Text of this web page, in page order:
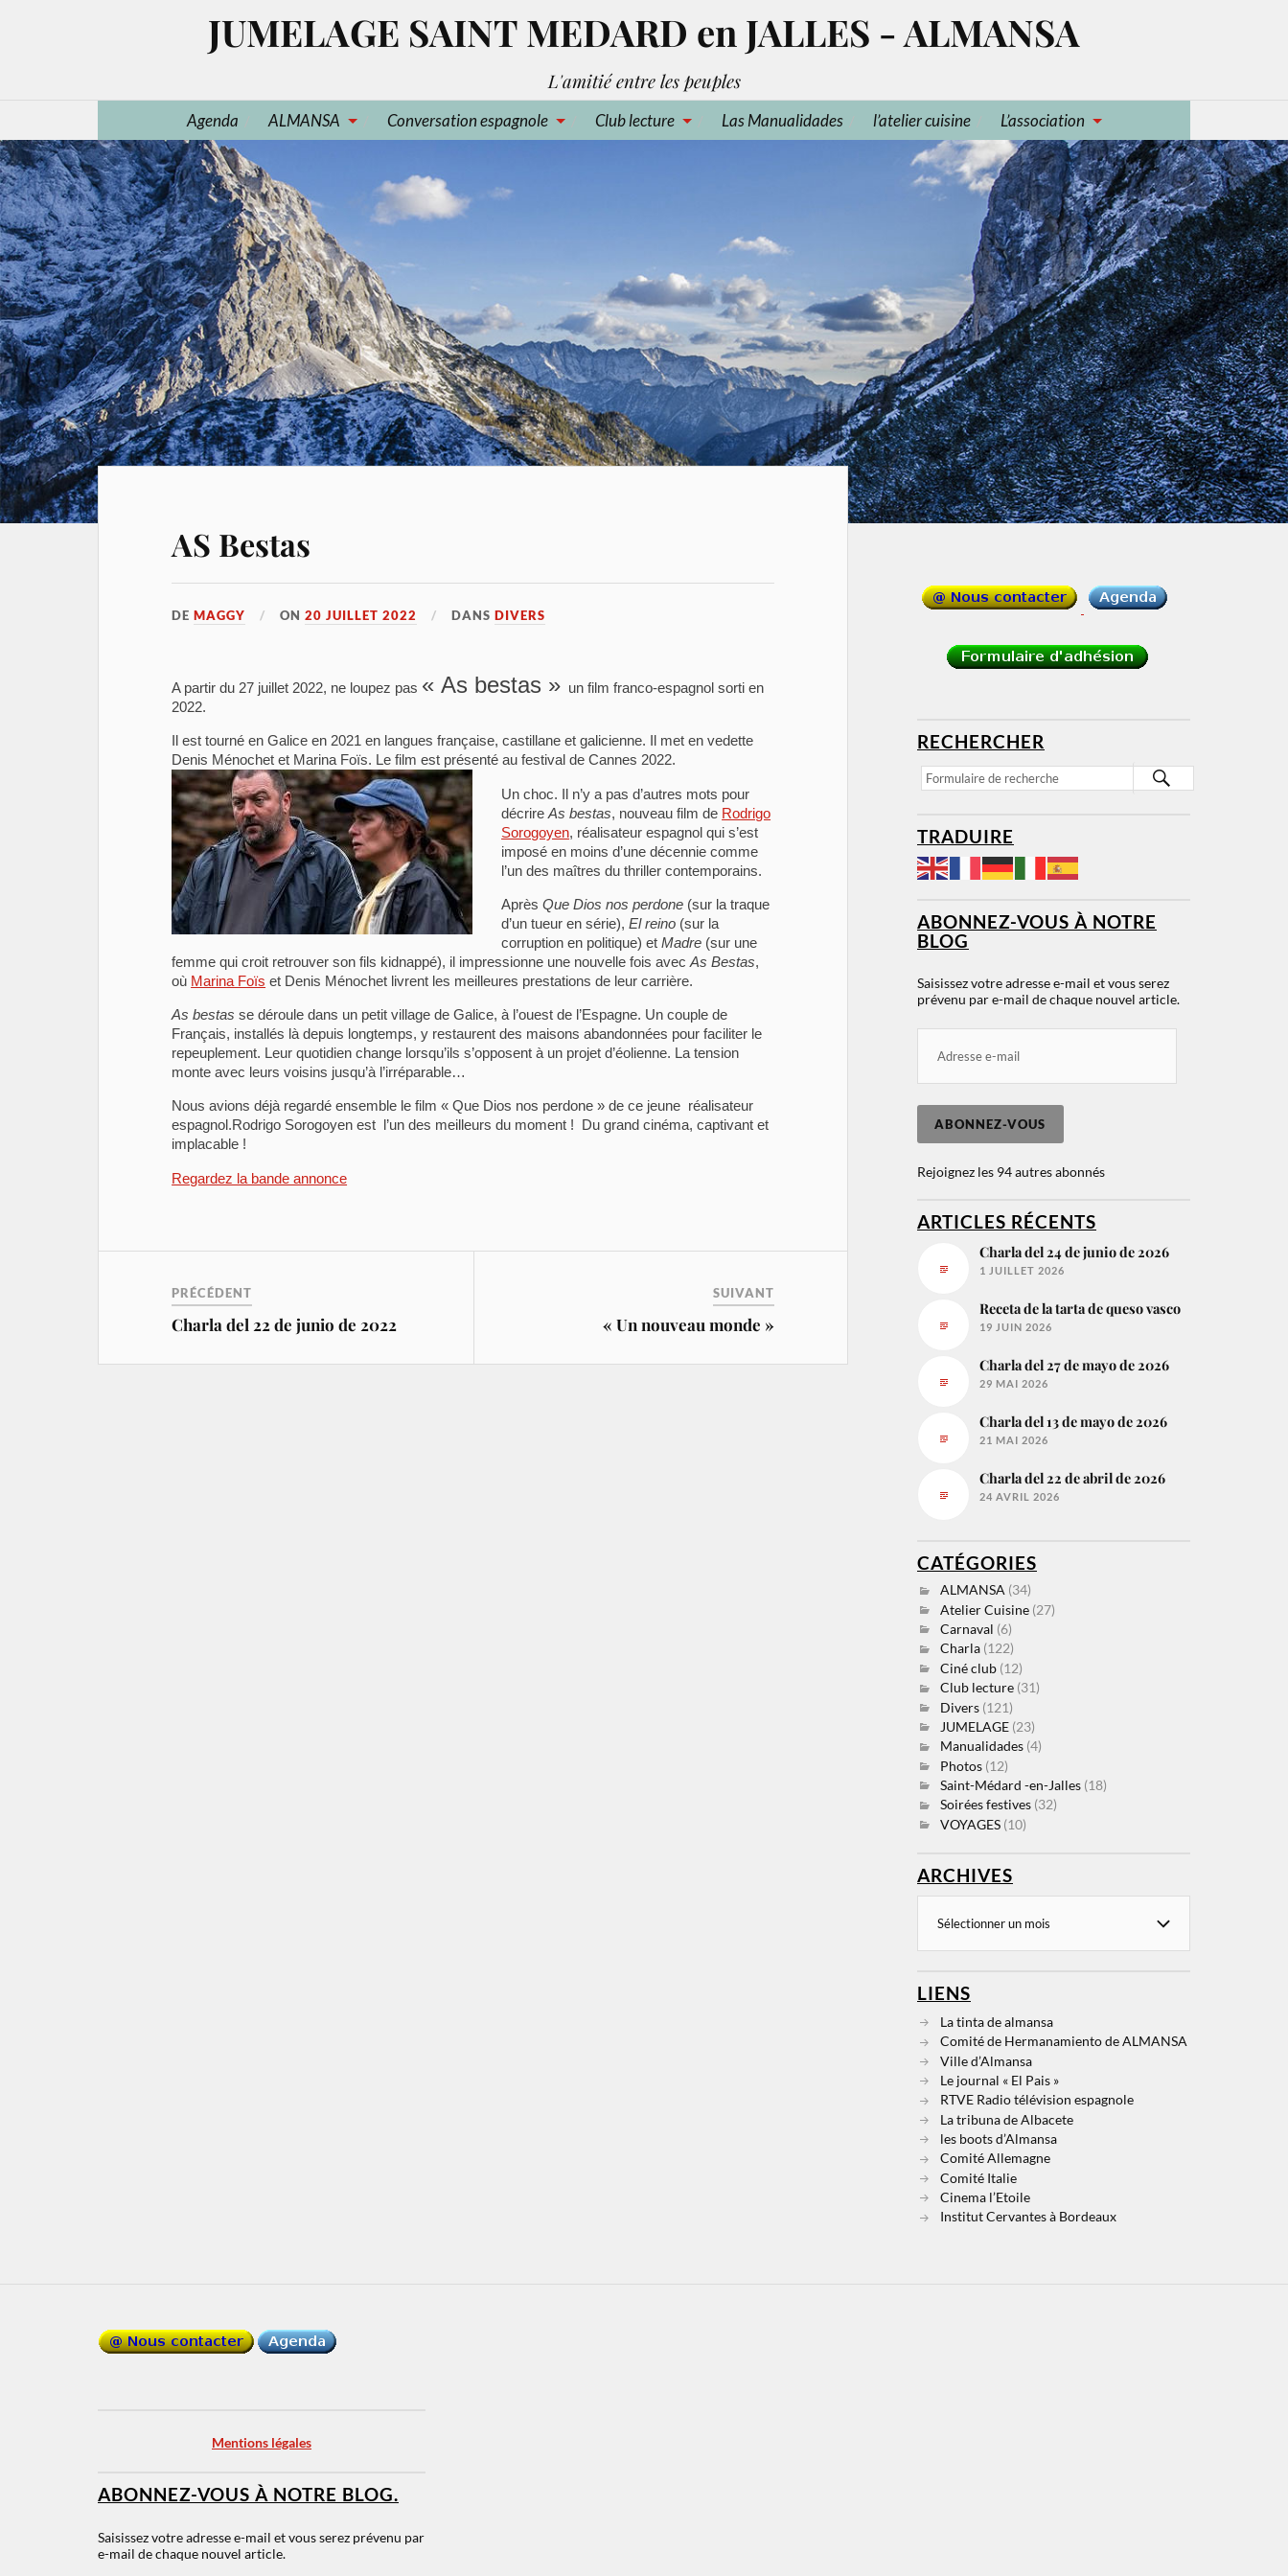
JUMELAGE SAINT MEDARD en JALLES - ALMANSA
L'amitié entre les peuples
Agenda ALMANSA Conversation espagnole Club lecture Las Manualidades l’atelier cuisine L’association
AS Bestas
DEMAGGY ON20 JUILLET 2022 DANSDIVERS
A partir du 27 juillet 2022, ne loupez pas « As bestas » un film franco-espagnol sorti en
2022.
Il est tourné en Galice en 2021 en langues française, castillane et galicienne. Il met en vedette
Denis Ménochet et Marina Foïs. Le film est présenté au festival de Cannes 2022.
Un choc. Il n’y a pas d’autres mots pour
décrireAs bestas, nouveau film de Rodrigo
Sorogoyen, réalisateur espagnol qui s’est
imposé en moins d’une décennie comme
l’un des maîtres du thriller contemporains.
AprèsQue Dios nos perdone (sur la traque
d’un tueur en série),El reino (sur la
corruption en politique) etMadre (sur une
femme qui croit retrouver son fils kidnappé), il impressionne une nouvelle fois avecAs Bestas,
où Marina Foïs et Denis Ménochet livrent les meilleures prestations de leur carrière.
As bestasse déroule dans un petit village de Galice, à l’ouest de l’Espagne. Un couple de
Français, installés là depuis longtemps, y restaurent des maisons abandonnées pour faciliter le
repeuplement. Leur quotidien change lorsqu’ils s’opposent à un projet d’éolienne. La tension
monte avec leurs voisins jusqu’à l’irréparable…
Nous avions déjà regardé ensemble le film « Que Dios nos perdone » de ce jeune réalisateur
espagnol.Rodrigo Sorogoyen est l’un des meilleurs du moment ! Du grand cinéma, captivant et
implacable !
Regardez la bande annonce
PRÉCÉDENT
Charla del 22 de junio de 2022
SUIVANT
« Un nouveau monde »
RECHERCHER
TRADUIRE
ABONNEZ-VOUS À NOTRE
BLOG
Saisissez votre adresse e-mail et vous serez
prévenu par e-mail de chaque nouvel article.
ABONNEZ-VOUS
Rejoignez les 94 autres abonnés
ARTICLES RÉCENTS
Charla del 24 de junio de 2026
1 JUILLET 2026
Receta de la tarta de queso vasco
19 JUIN 2026
Charla del 27 de mayo de 2026
29 MAI 2026
Charla del 13 de mayo de 2026
21 MAI 2026
Charla del 22 de abril de 2026
24 AVRIL 2026
CATÉGORIES
ALMANSA (34)
Atelier Cuisine (27)
Carnaval (6)
Charla (122)
Ciné club (12)
Club lecture (31)
Divers (121)
JUMELAGE (23)
Manualidades (4)
Photos (12)
Saint-Médard -en-Jalles (18)
Soirées festives (32)
VOYAGES (10)
ARCHIVES
LIENS
La tinta de almansa
Comité de Hermanamiento de ALMANSA
Ville d’Almansa
Le journal « El Pais »
RTVE Radio télévision espagnole
La tribuna de Albacete
les boots d’Almansa
Comité Allemagne
Comité Italie
Cinema l’Etoile
Institut Cervantes à Bordeaux
Mentions légales
ABONNEZ-VOUS À NOTRE BLOG.
Saisissez votre adresse e-mail et vous serez prévenu par
e-mail de chaque nouvel article.